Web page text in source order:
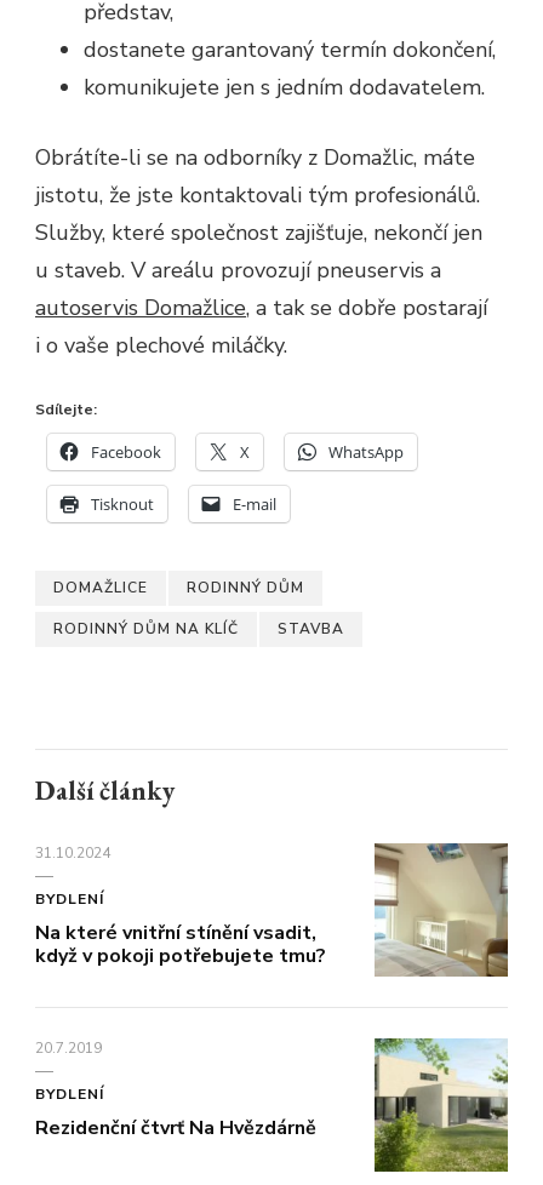
představ,
dostanete garantovaný termín dokončení,
komunikujete jen s jedním dodavatelem.
Obrátíte-li se na odborníky z Domažlic, máte
jistotu, že jste kontaktovali tým profesionálů.
Služby, které společnost zajišťuje, nekončí jen
u staveb. V areálu provozují pneuservis a
autoservis Domažlice, a tak se dobře postarají
i o vaše plechové miláčky.
Sdílejte:
Facebook X WhatsApp
Tisknout E-mail
DOMAŽLICE RODINNÝ DŮM
RODINNÝ DŮM NA KLÍČ STAVBA
Další články
31.10.2024
BYDLENÍ
Na které vnitřní stínění vsadit,
když v pokoji potřebujete tmu?
20.7.2019
BYDLENÍ
Rezidenční čtvrť Na Hvězdárně